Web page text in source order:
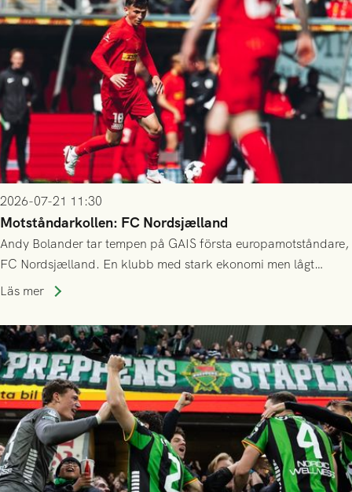
2026-07-21 11:30
Motståndarkollen: FC Nordsjælland
Andy Bolander tar tempen på GAIS första europamotståndare,
FC Nordsjælland. En klubb med stark ekonomi men lågt
publiksnitt, ett lag med både kollektiv styrka och individuell
Läs mer